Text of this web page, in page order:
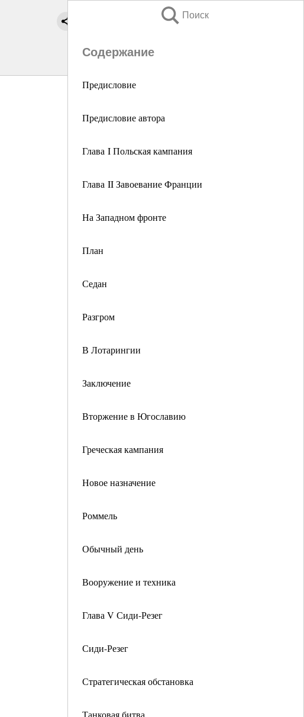
Поиск
Содержание
Предисловие
Предисловие автора
Глава I Польская кампания
Глава II Завоевание Франции
На Западном фронте
План
Седан
Разгром
В Лотарингии
Заключение
Вторжение в Югославию
Греческая кампания
Новое назначение
Роммель
Обычный день
Вооружение и техника
Глава V Сиди-Резег
Сиди-Резег
Стратегическая обстановка
Танковая битва